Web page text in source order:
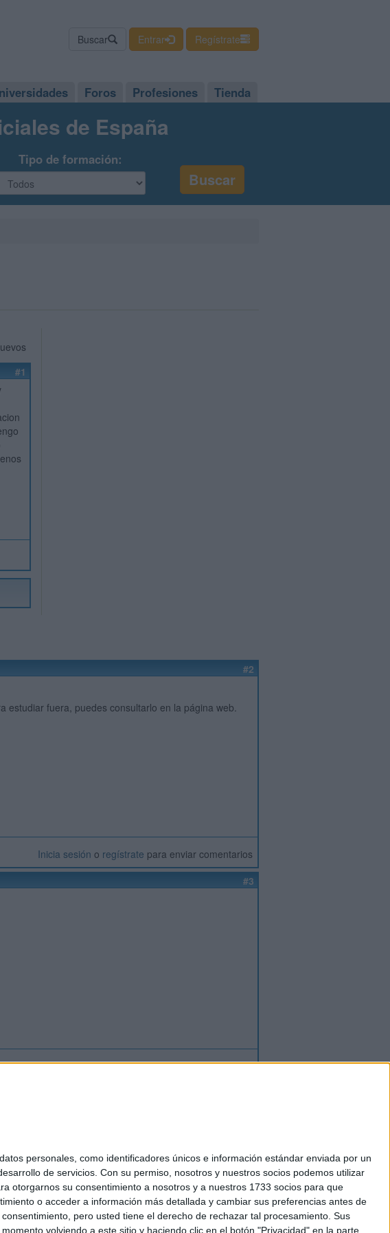
personales, como identificadores únicos e información estándar enviada por un
de servicios. Con su permiso, nosotros y nuestros socios podemos utilizar
otorgarnos su consentimiento a nosotros y a nuestros 1733 socios para que
o acceder a información más detallada y cambiar sus preferencias antes de
pero usted tiene el derecho de rechazar tal procesamiento. Sus
volviendo a este sitio y haciendo clic en el botón "Privacidad" en la parte
Buscar Entrar Regístrate
Foros Profesiones Tienda
de España
Tipo de formación:
#1
#2
estudiar fuera, puedes consultarlo en la página web.
Inicia sesión o regístrate para enviar comentarios
#3
Inicia sesiónoregístratepara enviar comentarios
|Política de cookies
[ESPAÑA] - Tel. +34 91 593 2767